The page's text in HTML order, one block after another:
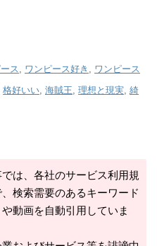
ス, ワンピース好き , ワンピース
格好いい, 海賊王, 理想と現実, 綺
は、各社のサービス利用規
検索需要のあるキーワード
動画を自動引用していま